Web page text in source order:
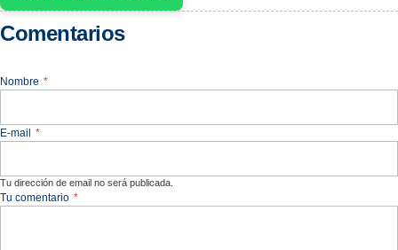
Comentarios
Nombre *
E-mail *
Tu dirección de email no será publicada.
Tu comentario *